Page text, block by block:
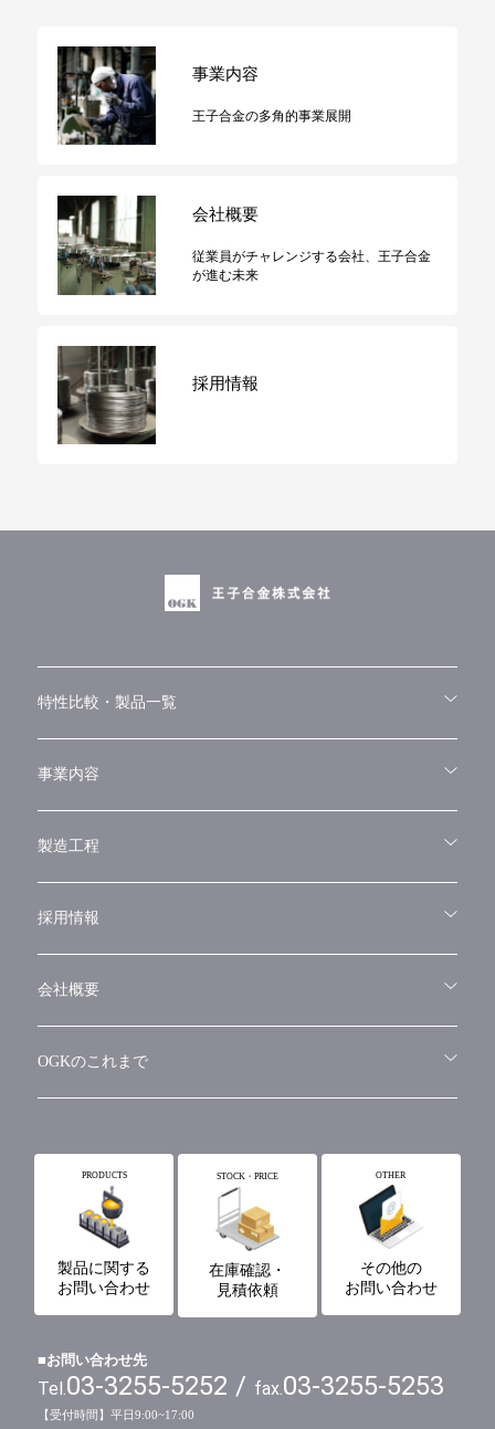
事業内容
王子合金の多角的事業展開
会社概要
従業員がチャレンジする会社、王子合金
が進む未来
採用情報
特性比較・製品一覧
特性比較・製品一覧
純ニッケル ALLOY 200、201
ニッケル合金 ALLOY 601
ニッケル合金 ALLOY C-276
ニッケル合金 ALLOY X-750
ニッケル合金 ALLOY HX
事業内容
事業内容
製造工程
製造工程
採用情報
採用情報
採用応募フォーム
会社概要
会社概要
OGKのこれまで
PRODUCTS
製品に関する
お問い合わせ
STOCK・PRICE
在庫確認・
見積依頼
OTHER
その他の
お問い合わせ
■お問い合わせ先
Tel.03-3255-5252 / fax.03-3255-5253
【受付時間】平日9:00~17:00